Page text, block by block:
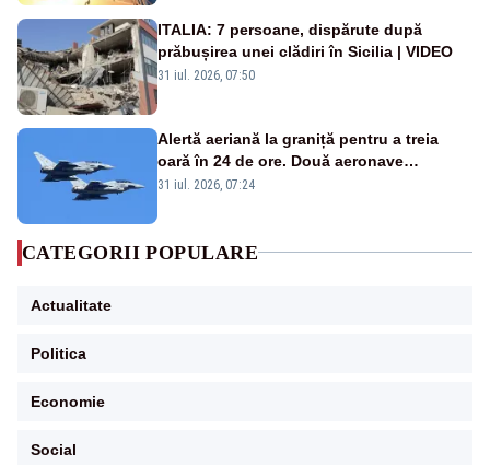
ITALIA: 7 persoane, dispărute după
prăbușirea unei clădiri în Sicilia | VIDEO
31 iul. 2026, 07:50
Alertă aeriană la graniță pentru a treia
oară în 24 de ore. Două aeronave
Eurofighter britanice au fost ridicate de la
31 iul. 2026, 07:24
CATEGORII POPULARE
Actualitate
Politica
Economie
Social